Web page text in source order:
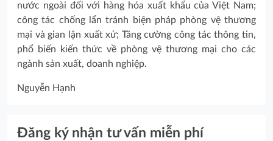
nước ngoài đối với hàng hóa xuất khẩu của Việt Nam;
công tác chống lẩn tránh biện pháp phòng vệ thương
mại và gian lận xuất xứ; Tăng cường công tác thông tin,
phổ biến kiến thức về phòng vệ thương mại cho các
ngành sản xuất, doanh nghiệp.
Nguyễn Hạnh
Đăng ký nhận tư vấn miễn phí